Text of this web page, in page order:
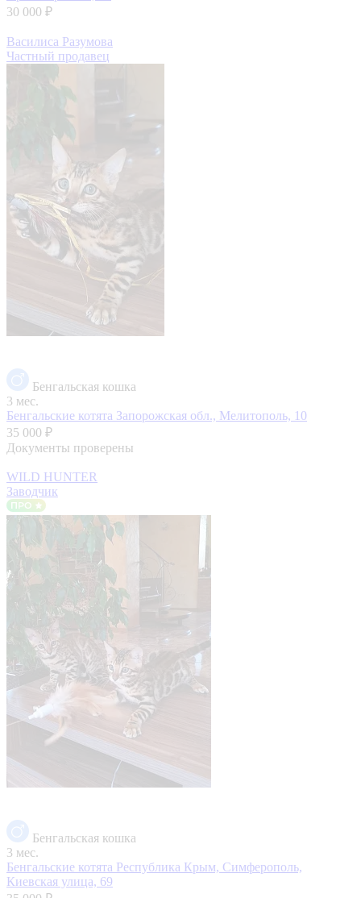
30 000 ₽
Василиса Разумова
Частный продавец
Бенгальская кошка
3 мес.
Бенгальские котята Запорожская обл., Мелитополь, 10
35 000 ₽
Документы проверены
WILD HUNTER
Заводчик
Бенгальская кошка
3 мес.
Бенгальские котята Республика Крым, Симферополь,
Киевская улица, 69